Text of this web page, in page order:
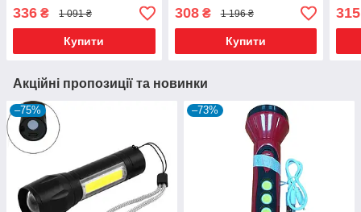
336 ₴ 1 091 ₴
Купити
лінзи,Zoom+плас.бокс
(R601)
308₴ 1 196 ₴
Купити
315
Акційні пропозиції та новинки
–75% –73%